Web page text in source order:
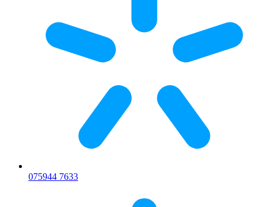
075944 7633